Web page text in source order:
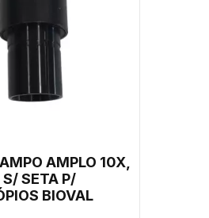
AMPLO 10X,
SETA P/
BIOVAL